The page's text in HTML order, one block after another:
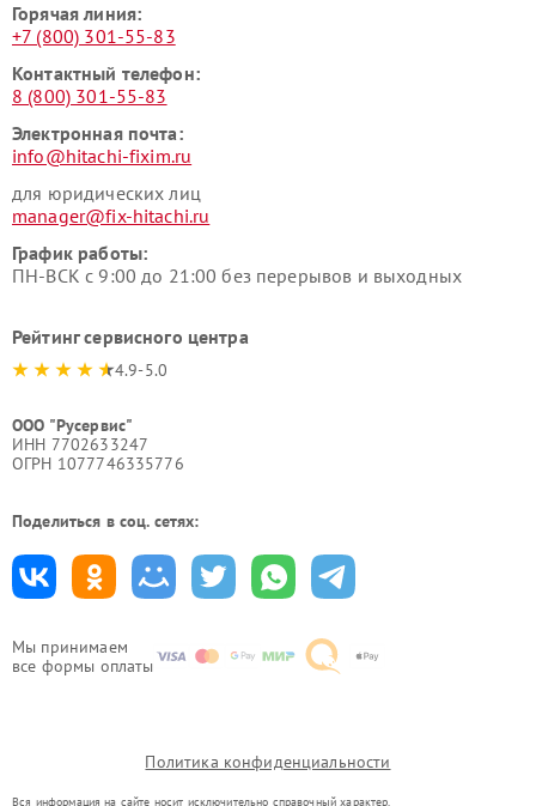
Мы принимаем
все формы оплаты
Горячая линия:
+7 (800) 301-55-83
Контактный телефон:
8 (800) 301-55-83
Электронная почта:
info@hitachi-fixim.ru
для юридических лиц
manager@fix-hitachi.ru
График работы:
ПН-ВСК с 9:00 до 21:00 без перерывов и выходных
Рейтинг сервисного центра
4.9-5.0
ООО "Русервис"
ИНН 7702633247
ОГРН 1077746335776
Поделиться в соц. сетях:
Политика конфиденциальности
Вся информация на сайте носит исключительно справочный характер.